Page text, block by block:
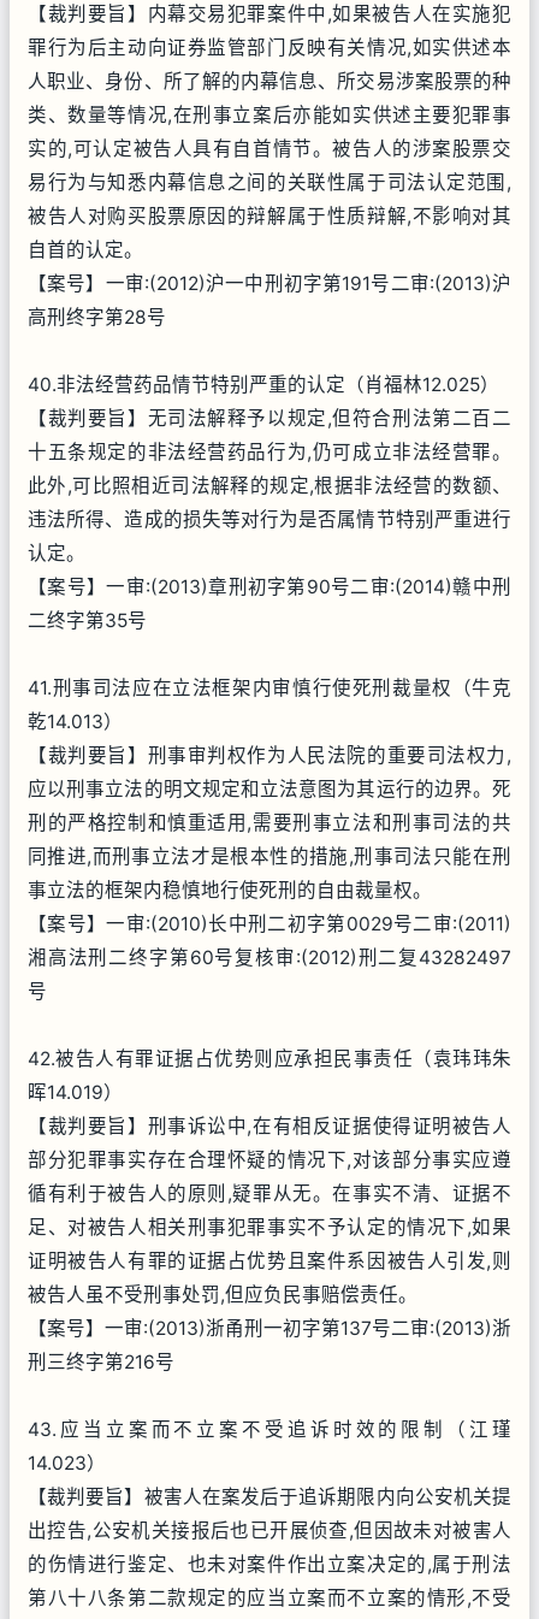
【裁判要旨】内幕交易犯罪案件中,如果被告人在实施犯
罪行为后主动向证券监管部门反映有关情况,如实供述本
人职业、身份、所了解的内幕信息、所交易涉案股票的种
类、数量等情况,在刑事立案后亦能如实供述主要犯罪事
实的,可认定被告人具有自首情节。被告人的涉案股票交
易行为与知悉内幕信息之间的关联性属于司法认定范围,
被告人对购买股票原因的辩解属于性质辩解,不影响对其
自首的认定。
【案号】一审:(2012)沪一中刑初字第191号二审:(2013)沪
高刑终字第28号
40.非法经营药品情节特别严重的认定（肖福林12.025）
【裁判要旨】无司法解释予以规定,但符合刑法第二百二
十五条规定的非法经营药品行为,仍可成立非法经营罪。
此外,可比照相近司法解释的规定,根据非法经营的数额、
违法所得、造成的损失等对行为是否属情节特别严重进行
认定。
【案号】一审:(2013)章刑初字第90号二审:(2014)赣中刑
二终字第35号
41.刑事司法应在立法框架内审慎行使死刑裁量权（牛克
乾14.013）
【裁判要旨】刑事审判权作为人民法院的重要司法权力,
应以刑事立法的明文规定和立法意图为其运行的边界。死
刑的严格控制和慎重适用,需要刑事立法和刑事司法的共
同推进,而刑事立法才是根本性的措施,刑事司法只能在刑
事立法的框架内稳慎地行使死刑的自由裁量权。
【案号】一审:(2010)长中刑二初字第0029号二审:(2011)
湘高法刑二终字第60号复核审:(2012)刑二复43282497
号
42.被告人有罪证据占优势则应承担民事责任（袁玮玮朱
晖14.019）
【裁判要旨】刑事诉讼中,在有相反证据使得证明被告人
部分犯罪事实存在合理怀疑的情况下,对该部分事实应遵
循有利于被告人的原则,疑罪从无。在事实不清、证据不
足、对被告人相关刑事犯罪事实不予认定的情况下,如果
证明被告人有罪的证据占优势且案件系因被告人引发,则
被告人虽不受刑事处罚,但应负民事赔偿责任。
【案号】一审:(2013)浙甬刑一初字第137号二审:(2013)浙
刑三终字第216号
43.应当立案而不立案不受追诉时效的限制（江瑾
14.023）
【裁判要旨】被害人在案发后于追诉期限内向公安机关提
出控告,公安机关接报后也已开展侦查,但因故未对被害人
的伤情进行鉴定、也未对案件作出立案决定的,属于刑法
第八十八条第二款规定的应当立案而不立案的情形,不受